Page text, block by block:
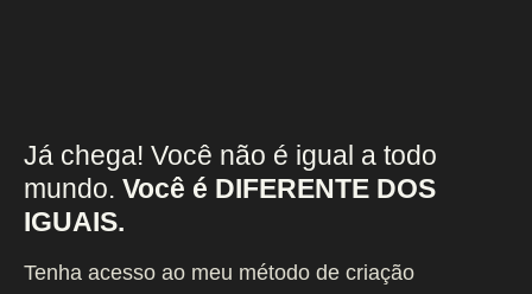
Já chega! Você não é igual a todo
mundo. Você é DIFERENTE DOS
IGUAIS.
Tenha acesso ao meu método de criação